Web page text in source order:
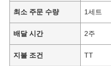
최소 주문 수량 1세트
배달 시간 2주
지불 조건 TT